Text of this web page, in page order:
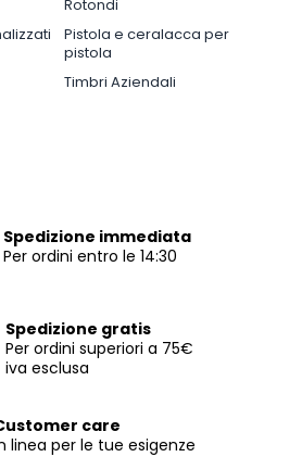
Rotondi
Pistola e ceralacca per
pistola
Timbri Aziendali
Spedizione immediata
Per ordini entro le 14:30
Spedizione gratis
Per ordini superiori a 75€
iva esclusa
care
linea per le tue esigenze